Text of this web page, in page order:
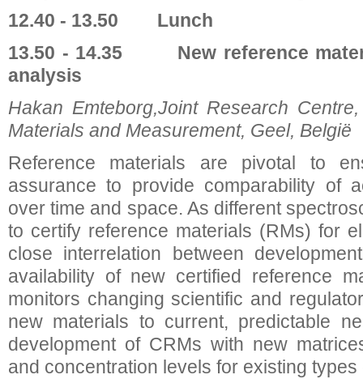
12.40 - 13.50 Lunch
13.50 - 14.35 New reference
analysis
Hakan Emteborg,Joint Research
Materials and Measurement, Geel, België
Reference materials are pivotal to
assurance to provide comparability of
over time and space. As different
to certify reference materials (RMs) for
close interrelation between
availability of new certified reference
monitors changing scientific and
new materials to current, predictable
development of CRMs with new
and concentration levels for existing types